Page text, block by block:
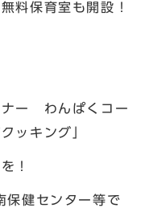
料保育室も開設！
ナー わんぱくコー
ッキング」
！
保健センター等で